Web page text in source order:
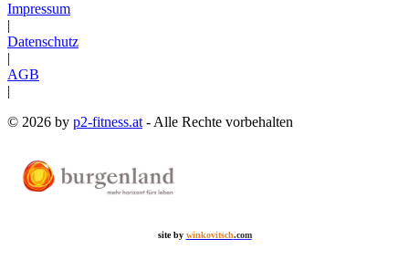
Impressum
|
Datenschutz
|
AGB
|
© 2026 by p2-fitness.at - Alle Rechte vorbehalten
site by winkovitsch.com